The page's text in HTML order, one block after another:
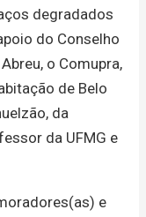
degradados
do Conselho
o Comupra,
de Belo
da
da UFMG e
e